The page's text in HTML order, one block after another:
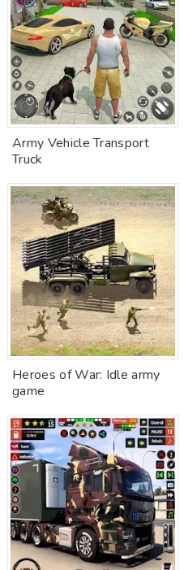
Army Vehicle Transport
Truck
Heroes of War: Idle army
game